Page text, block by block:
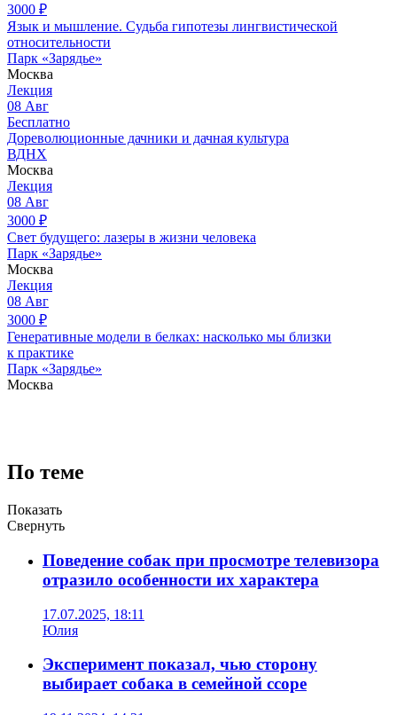
3000 ₽
Язык и мышление. Судьба гипотезы лингвистической
относительности
Парк «Зарядье»
Москва
Лекция
08 Авг
Бесплатно
Дореволюционные дачники и дачная культура
ВДНХ
Москва
Лекция
08 Авг
3000 ₽
Свет будущего: лазеры в жизни человека
Парк «Зарядье»
Москва
Лекция
08 Авг
3000 ₽
Генеративные модели в белках: насколько мы близки
к практике
Парк «Зарядье»
Москва
По теме
Показать
Свернуть
Поведение собак при просмотре телевизора
отразило особенности их характера
17.07.2025, 18:11
Юлия
Эксперимент показал, чью сторону
выбирает собака в семейной ссоре